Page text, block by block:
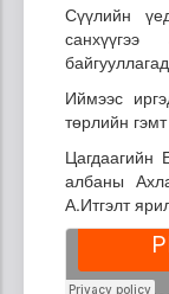
Сүүлийн
Иймээс
төрлийн
Цагдаагийн
албаны
А.Итгэлт